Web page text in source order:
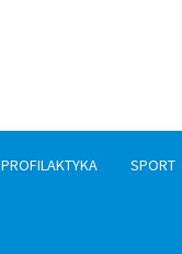
PROFILAKTYKA SPORT